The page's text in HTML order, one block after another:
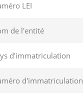
LEI
de l'entité
d'immatriculation
d'immatriculation